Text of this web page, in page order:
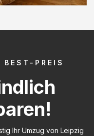
BEST-PREIS
Ihr Umzug von Leipzig